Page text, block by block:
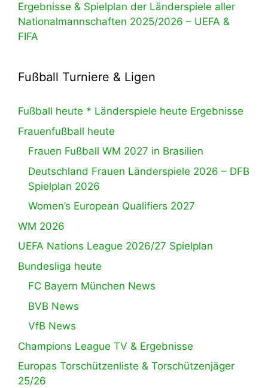
Ergebnisse & Spielplan der Länderspiele aller
Nationalmannschaften 2025/2026 – UEFA &
FIFA
Fußball Turniere & Ligen
Fußball heute * Länderspiele heute Ergebnisse
Frauenfußball heute
Frauen Fußball WM 2027 in Brasilien
Deutschland Frauen Länderspiele 2026 – DFB
Spielplan 2026
Women’s European Qualifiers 2027
WM 2026
UEFA Nations League 2026/27 Spielplan
Bundesliga heute
FC Bayern München News
BVB News
VfB News
Champions League TV & Ergebnisse
Europas Torschützenliste & Torschützenjäger
25/26